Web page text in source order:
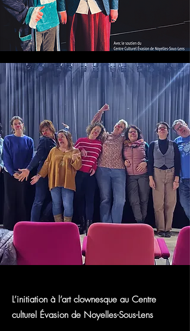
L’initiation à l’art clownesque au Centre
culturel Évasion de Noyelles-Sous-Lens